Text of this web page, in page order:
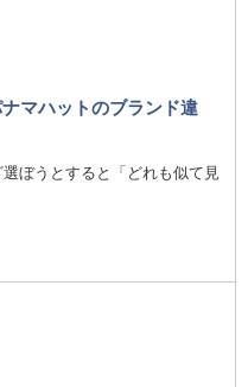
マハットのブランド違
ぼうとすると「どれも似て見